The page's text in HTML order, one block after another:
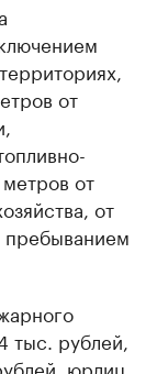
от
от
от
пребыванием
рублей,
юрлиц